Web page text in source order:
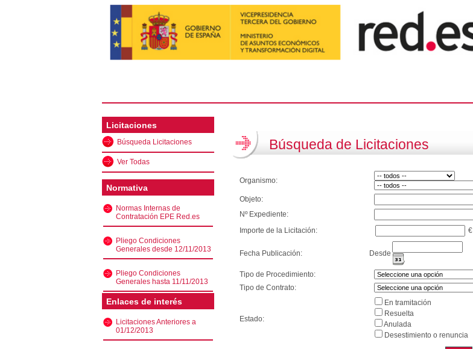
Licitaciones
Búsqueda Licitaciones
Ver Todas
Normativa
Normas Internas de
Contratación EPE Red.es
Pliego Condiciones
Generales desde 12/11/2013
Pliego Condiciones
Generales hasta 11/11/2013
Enlaces de interés
Licitaciones Anteriores a
01/12/2013
Búsqueda de Licitaciones
Organismo:
Objeto:
Nº Expediente:
Importe de la Licitación:
€
Fecha Publicación: Desde
Tipo de Procedimiento:
Tipo de Contrato:
Estado:
En tramitación
Resuelta
Anulada
Desestimiento o renuncia